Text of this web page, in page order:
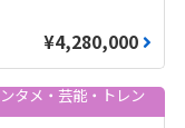
¥4,280,000
タメ・芸能・トレン